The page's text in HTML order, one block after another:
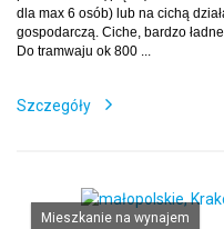
dla max 6 osób) lub na cichą
gospodarczą. Ciche, bardzo
Do tramwaju ok 800 ...
Szczegóły
Mieszkanie na wynajem